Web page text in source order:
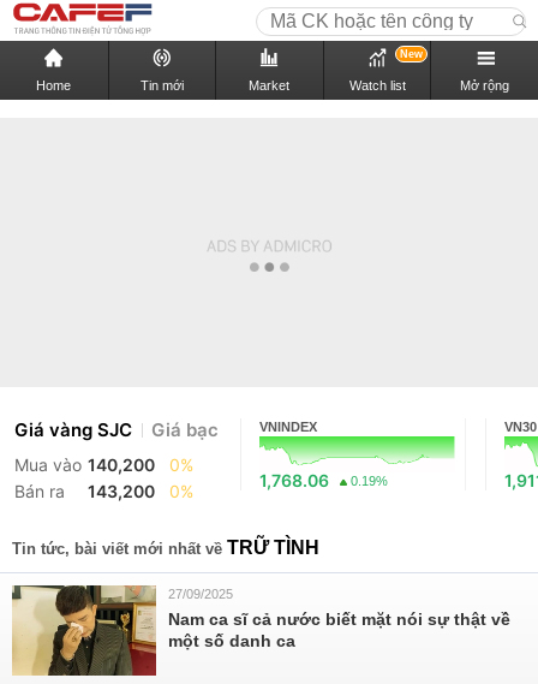
Home Tin mới Market Watch list
New
Mở rộng
Giá vàng SJC Giá bạc
Mua vào 140,200
0%
Bán ra
143,200 0%
VNINDEX
1,768.06 0.19%
VN30
Tin tức, bài viết mới nhất về TRỮ TÌNH
27/09/2025
Nam ca sĩ cả nước biết mặt nói sự thật về
một số danh ca